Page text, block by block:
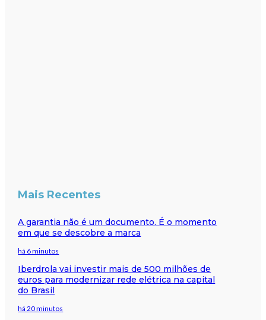
Mais Recentes
A garantia não é um documento. É o momento
em que se descobre a marca
há 6 minutos
Iberdrola vai investir mais de 500 milhões de
euros para modernizar rede elétrica na capital
do Brasil
há 20 minutos